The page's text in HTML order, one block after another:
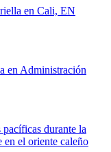
en Cali, EN
en Administración
durante la
en el oriente caleño